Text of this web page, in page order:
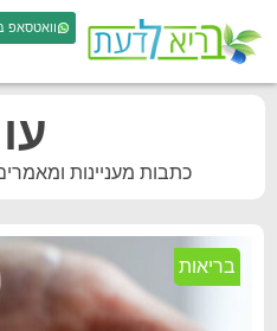
וואטסאפ
כתבות מעניינות
בריאות